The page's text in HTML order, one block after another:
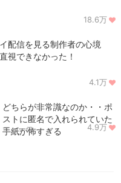
18.6万
配信を見る制作者の心境
視できなかった！
4.1万
どちらが非常識なのか・・ポ
ストに匿名で入れられていた
手紙が怖すぎる
ニュース 4.9万